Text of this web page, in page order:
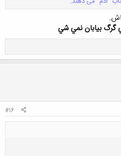
تا باز شود...
گرگ بيابان نمي شي
#16